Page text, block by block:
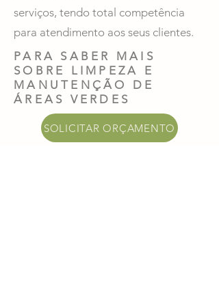
serviços, tendo total competência
para atendimento aos seus clientes.
PARA SABER MAIS
SOBRE LIMPEZA E
MANUTENÇÃO DE
ÁREAS VERDES
SOLICITAR ORÇAMENTO